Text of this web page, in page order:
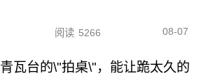
阅读 5266 08-07
青瓦台的\"拍桌\"，能让跪太久的